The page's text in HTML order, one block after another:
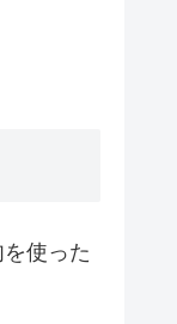
使った